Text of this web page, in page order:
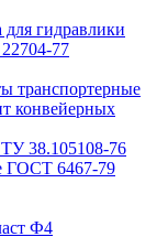
гидравлики
77
транспортерные
конвейерных
38.105108-76
ГОСТ 6467-79
Ф4